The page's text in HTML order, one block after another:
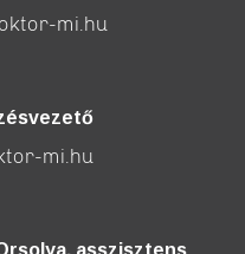
mi.hu
mi.hu
asszisztens